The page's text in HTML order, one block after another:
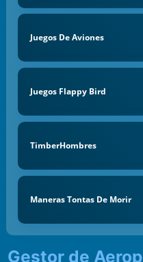
Juegos De Aviones
Juegos Flappy Bird
TimberHombres
Maneras Tontas De Morir
Gestor de